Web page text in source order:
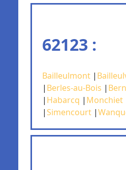
62123 :
Bailleulmont |
| Berles-au-Bois |
| Habarcq | Monchiet
|Simencourt |